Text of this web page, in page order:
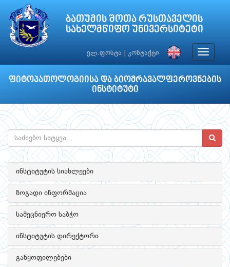
ბათუმის შოთა რუსთაველის
სახელმწიფო უნივერსიტეტი
ელ.ფოსტა კონტაქტი
Toggle
ფიტოპათოლოგიისა და ბიომრავალფეროვნების
ინსტიტუტი
ინსტიტუტის სიახლეები
ზოგადი ინფორმაცია
სამეცნიერო საბჭო
ინსტიტუტის დირექტორი
განყოფილებები